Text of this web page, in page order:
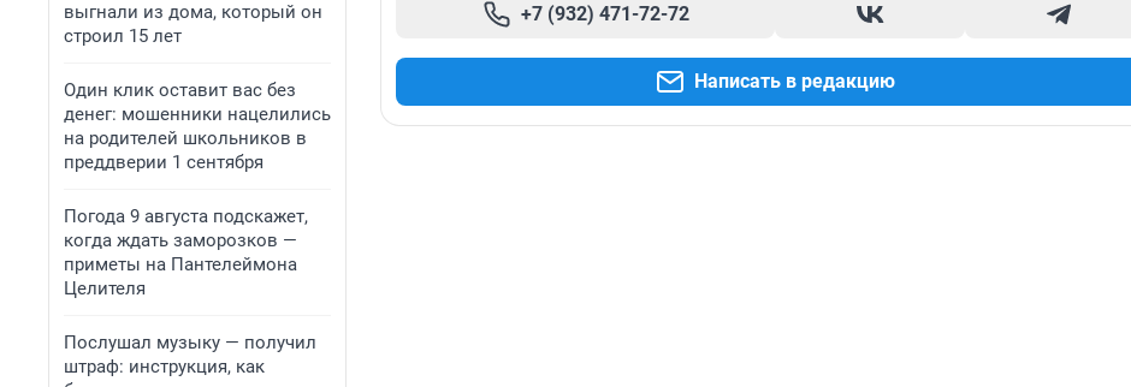
выгнали из дома, который он
строил 15 лет
Один клик оставит вас без
денег: мошенники нацелились
на родителей школьников в
преддверии 1 сентября
Погода 9 августа подскажет,
когда ждать заморозков —
приметы на Пантелеймона
Целителя
Послушал музыку — получил
штраф: инструкция, как
+7 (932) 471-72-72
Написать в редакцию